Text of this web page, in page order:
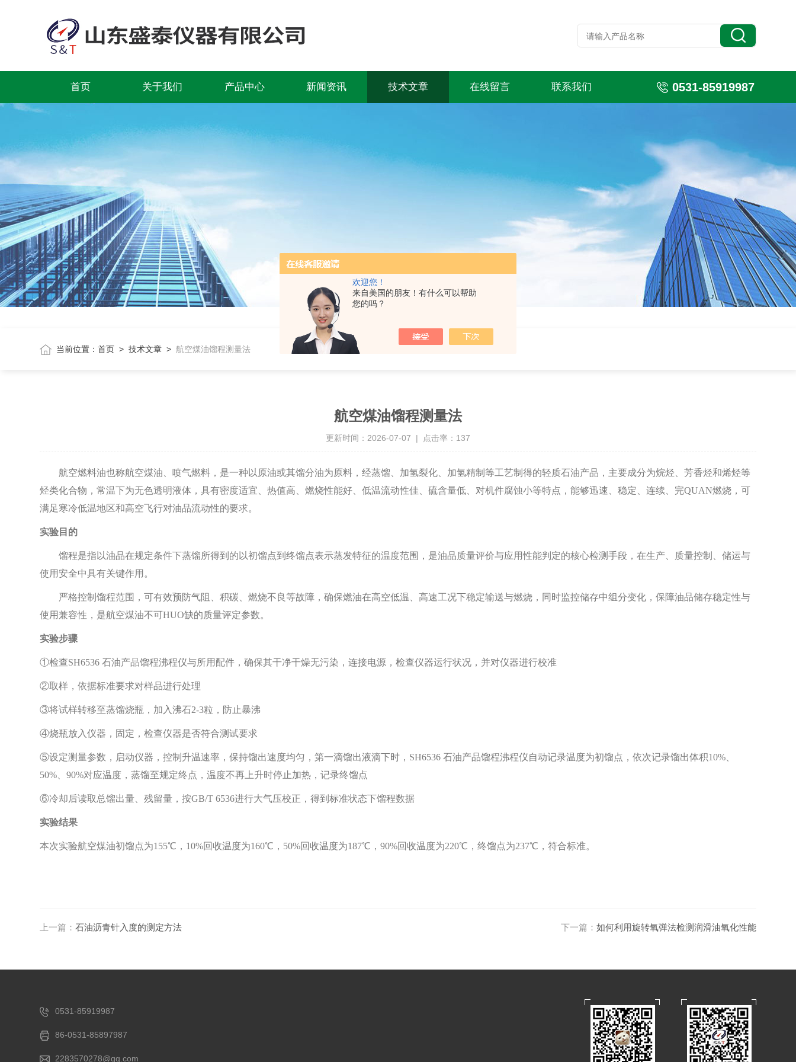
欢迎您！
来自美国的朋友！有什么可以帮助
您的吗？
首页 关于我们 产品中心 新闻资讯 技术文章 在线留言 联系我们 0531-85919987
当前位置：首页 >技术文章 >航空煤油馏程测量法
航空煤油馏程测量法
更新时间：2026-07-07 | 点击率：137
航空燃料油也称航空煤油、喷气燃料，是一种以原油或其馏分油为原料，经蒸馏、加氢裂化、加氢精制等工艺制得的轻质石油产品，主要成分为烷烃、芳香烃和烯烃等
烃类化合物，常温下为无色透明液体，具有密度适宜、热值高、燃烧性能好、低温流动性佳、硫含量低、对机件腐蚀小等特点，能够迅速、稳定、连续、完QUAN燃烧，可
满足寒冷低温地区和高空飞行对油品流动性的要求。
实验目的
馏程是指以油品在规定条件下蒸馏所得到的以初馏点到终馏点表示蒸发特征的温度范围，是油品质量评价与应用性能判定的核心检测手段，在生产、质量控制、储运与
使用安全中具有关键作用。
严格控制馏程范围，可有效预防气阻、积碳、燃烧不良等故障，确保燃油在高空低温、高速工况下稳定输送与燃烧，同时监控储存中组分变化，保障油品储存稳定性与
使用兼容性，是航空煤油不可HUO缺的质量评定参数。
实验步骤
①检查SH6536 石油产品馏程沸程仪与所用配件，确保其干净干燥无污染，连接电源，检查仪器运行状况，并对仪器进行校准
②取样，依据标准要求对样品进行处理
③将试样转移至蒸馏烧瓶，加入沸石2-3粒，防止暴沸
④烧瓶放入仪器，固定，检查仪器是否符合测试要求
⑤设定测量参数，启动仪器，控制升温速率，保持馏出速度均匀，第一滴馏出液滴下时，SH6536 石油产品馏程沸程仪自动记录温度为初馏点，依次记录馏出体积10%、
50%、90%对应温度，蒸馏至规定终点，温度不再上升时停止加热，记录终馏点
⑥冷却后读取总馏出量、残留量，按GB/T 6536进行大气压校正，得到标准状态下馏程数据
实验结果
本次实验航空煤油初馏点为155℃，10%回收温度为160℃，50%回收温度为187℃，90%回收温度为220℃，终馏点为237℃，符合标准。
上一篇：石油沥青针入度的测定方法 下一篇： 如何利用旋转氧弹法检测润滑油氧化性能
0531-85919987
86-0531-85897987
2283570278@qq.com